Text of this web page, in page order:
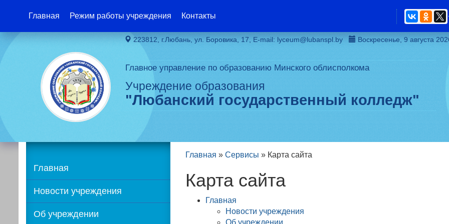
Главная Режим работы учреждения Контакты
223812, г.Любань, ул. Боровика, 17, Е-mail: lyceum@lubanspl.by Воскресенье, 9 августа
Главное управление по образованию Минского облисполкома
Учреждение образования
"Любанский государственный колледж"
Главная » Сервисы » Карта сайта
Карта сайта
Главная
Новости учреждения
Об учреждении
Главная
Новости учреждения
Об учреждении